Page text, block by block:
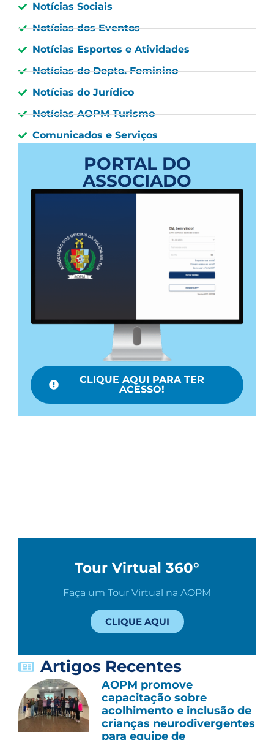
Notícias Sociais
Notícias dos Eventos
Notícias Esportes e Atividades
Notícias do Depto. Feminino
Notícias do Jurídico
Notícias AOPM Turismo
Comunicados e Serviços
PORTAL DO
ASSOCIADO
CLIQUE AQUI PARA TER
ACESSO!
Tour Virtual 360°
Faça um Tour Virtual na AOPM
CLIQUE AQUI
Artigos Recentes
AOPM promove
capacitação sobre
acolhimento e inclusão de
crianças neurodivergentes
para equipe de